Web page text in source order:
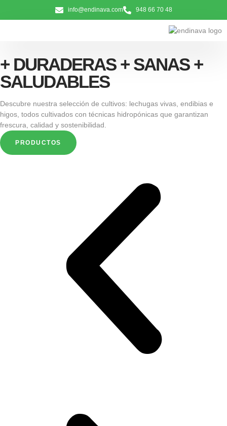
info@endinava.com 948 66 70 48
+ DURADERAS + SANAS +
SALUDABLES
Descubre nuestra selección de cultivos: lechugas vivas, endibias e
higos, todos cultivados con técnicas hidropónicas que garantizan
frescura, calidad y sostenibilidad.
PRODUCTOS